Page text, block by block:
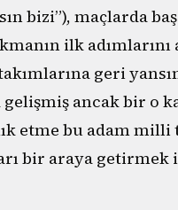
bizi”), maçlarda
ilk adımlarını
geri
ancak bir o
etme bu adam
bir araya getirmek